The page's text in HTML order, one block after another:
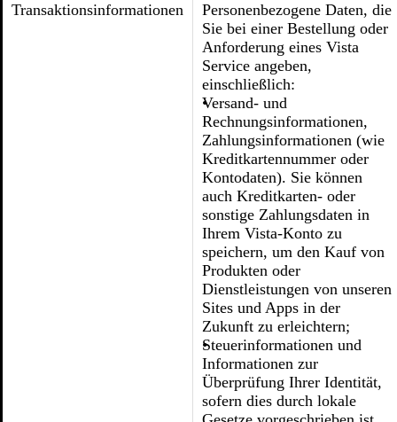
Transaktionsinformationen
Personenbezogene Daten, die
Sie bei einer Bestellung oder
Anforderung eines Vista
Service angeben,
einschließlich:
Versand- und
Rechnungsinformationen,
Zahlungsinformationen (wie
Kreditkartennummer oder
Kontodaten). Sie können
auch Kreditkarten- oder
sonstige Zahlungsdaten in
Ihrem Vista-Konto zu
speichern, um den Kauf von
Produkten oder
Dienstleistungen von unseren
Sites und Apps in der
Zukunft zu erleichtern;
Steuerinformationen und
Informationen zur
Überprüfung Ihrer Identität,
sofern dies durch lokale